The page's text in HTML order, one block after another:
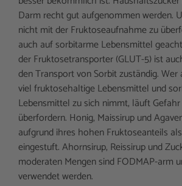
Darm recht gut aufgenommen werden.
nicht mit der Fruktoseaufnahme zu
auch auf sorbitarme Lebensmittel
der Fruktosetransporter (GLUT-5) ist
den Transport von Sorbit zuständig.
viel fruktosehaltige Lebensmittel und
Lebensmittel zu sich nimmt, läuft
überfordern. Honig, Maissirup und
aufgrund ihres hohen Fruktoseanteils
eingestuft. Ahornsirup, Reissirup und
moderaten Mengen sind FODMAP-arm
verwendet werden.